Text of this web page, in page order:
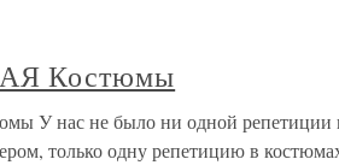
Костюмы
нас не было ни одной репетиции
только одну репетицию в